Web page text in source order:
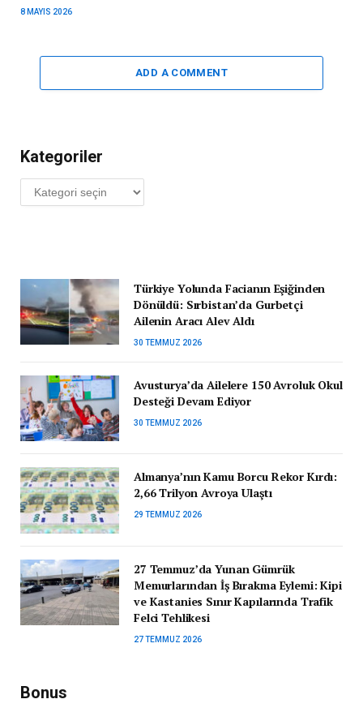
8 MAYIS 2026
ADD A COMMENT
Kategoriler
Kategoriler
Türkiye Yolunda Facianın Eşiğinden
Dönüldü: Sırbistan’da Gurbetçi
Ailenin Aracı Alev Aldı
30 TEMMUZ 2026
Avusturya’da Ailelere 150 Avroluk Okul
Desteği Devam Ediyor
30 TEMMUZ 2026
Almanya’nın Kamu Borcu Rekor Kırdı:
2,66 Trilyon Avroya Ulaştı
29 TEMMUZ 2026
27 Temmuz’da Yunan Gümrük
Memurlarından İş Bırakma Eylemi: Kipi
ve Kastanies Sınır Kapılarında Trafik
Felci Tehlikesi
27 TEMMUZ 2026
Bonus